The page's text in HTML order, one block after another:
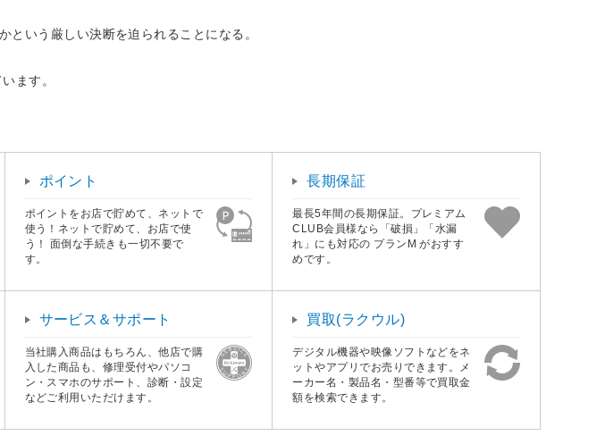
いう厳しい決断を迫られることになる。
ます。
ポイント
ポイントをお店で貯めて、ネットで
使う！ネットで貯めて、お店で使
う！ 面倒な手続きも一切不要で
す。
長期保証
最長5年間の長期保証。プレミアム
CLUB会員様なら「破損」「水漏
れ」にも対応の プランM がおすす
めです。
サービス＆サポート
当社購入商品はもちろん、他店で購
入した商品も、修理受付やパソコ
ン・スマホのサポート、診断・設定
などご利用いただけます。
買取(ラクウル)
デジタル機器や映像ソフトなどをネ
ットやアプリでお売りできます。メ
ーカー名・製品名・型番等で買取金
額を検索できます。